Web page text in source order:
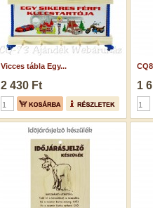
Vicces tábla Egy...
2 430 Ft 1